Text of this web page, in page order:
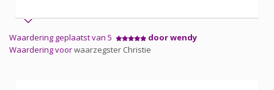
Waardering geplaatst van 5
door wendy
Waardering voorwaarzegster Christie